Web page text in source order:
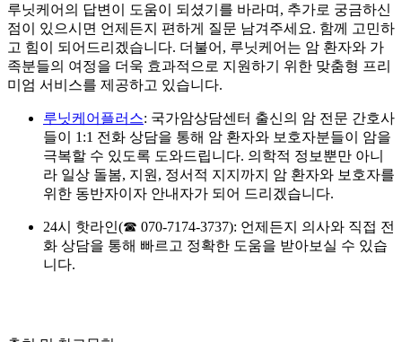
루닛케어의 답변이 도움이 되셨기를 바라며, 추가로 궁금하신
점이 있으시면 언제든지 편하게 질문 남겨주세요. 함께 고민하
고 힘이 되어드리겠습니다. 더불어, 루닛케어는 암 환자와 가
족분들의 여정을 더욱 효과적으로 지원하기 위한 맞춤형 프리
미엄 서비스를 제공하고 있습니다.
루닛케어플러스: 국가암상담센터 출신의 암 전문 간호사
들이 1:1 전화 상담을 통해 암 환자와 보호자분들이 암을
극복할 수 있도록 도와드립니다. 의학적 정보뿐만 아니
라 일상 돌봄, 지원, 정서적 지지까지 암 환자와 보호자를
위한 동반자이자 안내자가 되어 드리겠습니다.
24시 핫라인(☎ 070-7174-3737): 언제든지 의사와 직접 전
화 상담을 통해 빠르고 정확한 도움을 받아보실 수 있습
니다.